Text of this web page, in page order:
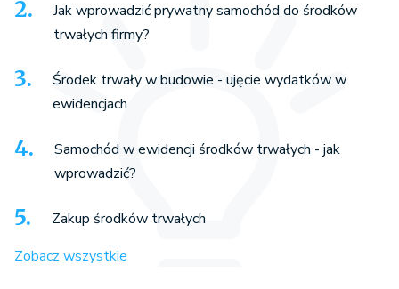
Jak wprowadzić prywatny samochód do środków
trwałych firmy?
Środek trwały w budowie - ujęcie wydatków w
ewidencjach
Samochód w ewidencji środków trwałych - jak
wprowadzić?
Zakup środków trwałych
Zobacz wszystkie